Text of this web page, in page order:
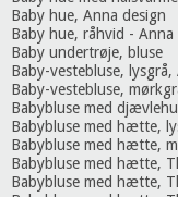
Baby hue, Anna design
Baby hue, råhvid - Anna
Baby undertrøje, bluse
Baby-vestebluse, lysgrå,
Baby-vestebluse,
Babybluse med
Babybluse med hætte,
Babybluse med hætte,
Babybluse med hætte,
Babybluse med hætte,